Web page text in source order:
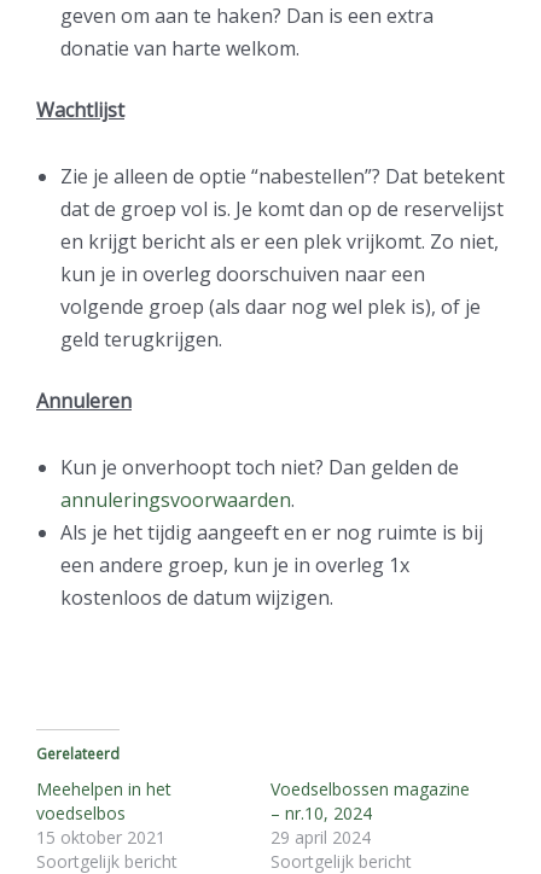
geven om aan te haken? Dan is een extra
donatie van harte welkom.
Wachtlijst
Zie je alleen de optie “nabestellen”? Dat betekent
dat de groep vol is. Je komt dan op de reservelijst
en krijgt bericht als er een plek vrijkomt. Zo niet,
kun je in overleg doorschuiven naar een
volgende groep (als daar nog wel plek is), of je
geld terugkrijgen.
Annuleren
Kun je onverhoopt toch niet? Dan gelden de
annuleringsvoorwaarden.
Als je het tijdig aangeeft en er nog ruimte is bij
een andere groep, kun je in overleg 1x
kostenloos de datum wijzigen.
Gerelateerd
Meehelpen in het
voedselbos
15 oktober 2021
Soortgelijk bericht
Voedselbossen magazine
– nr.10, 2024
29 april 2024
Soortgelijk bericht